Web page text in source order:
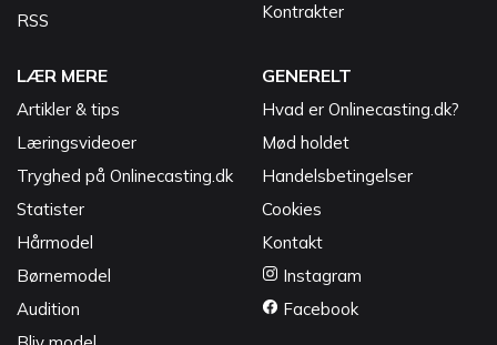
RSS
Kontrakter
LÆR MERE
Artikler & tips
Læringsvideoer
Tryghed på Onlinecasting.dk
Statister
Hårmodel
Børnemodel
Audition
GENERELT
Hvad er Onlinecasting.dk?
Mød holdet
Handelsbetingelser
Cookies
Kontakt
Instagram
Facebook